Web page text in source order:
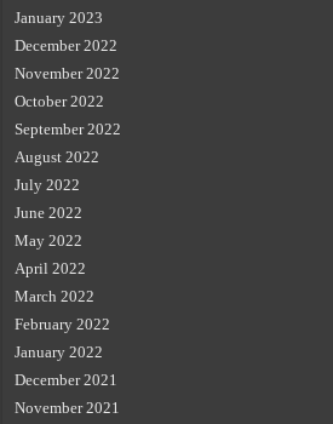
January 2023
December 2022
November 2022
October 2022
September 2022
August 2022
July 2022
June 2022
May 2022
April 2022
March 2022
February 2022
January 2022
December 2021
November 2021